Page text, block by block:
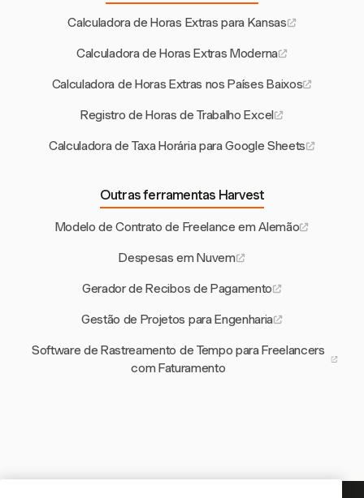
Calculadora de Horas Extras para Kansas
Calculadora de Horas Extras Moderna
Calculadora de Horas Extras nos Países Baixos
Registro de Horas de Trabalho Excel
Calculadora de Taxa Horária para Google Sheets
Outras ferramentas Harvest
Modelo de Contrato de Freelance em Alemão
Despesas em Nuvem
Gerador de Recibos de Pagamento
Gestão de Projetos para Engenharia
Software de Rastreamento de Tempo para Freelancers
com Faturamento